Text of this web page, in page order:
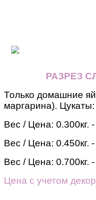
РАЗРЕЗ
Только домашние
маргарина).
Вес / Цена: 0.300кг.
Вес / Цена: 0.450кг.
Вес / Цена: 0.700кг.
Цена с учетом